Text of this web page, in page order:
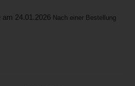
am 24.01.2026 Nach einer Bestellung